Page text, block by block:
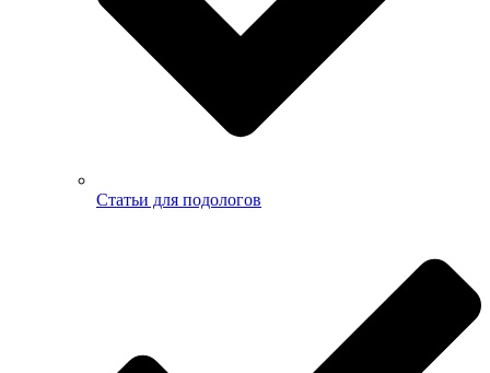
Статьи для подологов